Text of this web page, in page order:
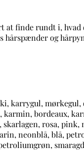
finde rundt i, hvad
hårspænder og
karrygul,
bordeaux,
rosa, pink,
neonblå, blå,